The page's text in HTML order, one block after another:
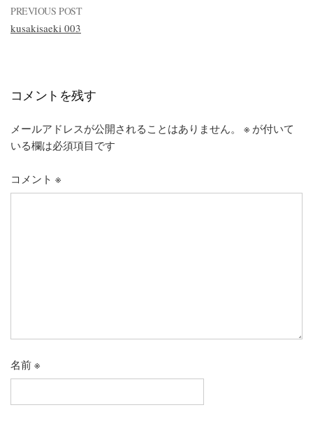
PREVIOUS POST
kusakisaeki 003
コメントを残す
メールアドレスが公開されることはありません。 ※ が付いて
いる欄は必須項目です
コメント ※
名前 ※